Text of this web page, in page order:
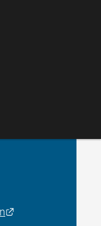
till annan
till annan
Länk till annan